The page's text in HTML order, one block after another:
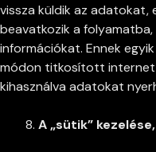
vissza küldik az adatokat,
beavatkozik a
információkat. Ennek
módon titkosított internet
kihasználva adatokat
A „sütik”